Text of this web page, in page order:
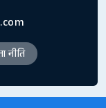
नीति